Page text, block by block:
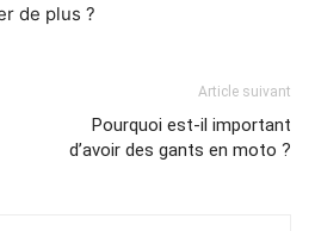
de plus ?
Article suivant
Pourquoi est-il important
d’avoir des gants en moto ?